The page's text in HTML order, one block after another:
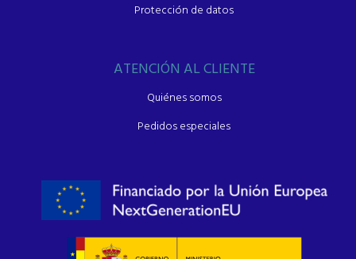
Protección de datos
ATENCIÓN AL CLIENTE
Quiénes somos
Pedidos especiales